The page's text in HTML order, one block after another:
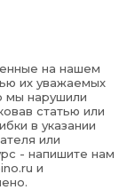
на нашем
их уважаемых
мы нарушили
статью или
в указании
или
- напишите нам
и